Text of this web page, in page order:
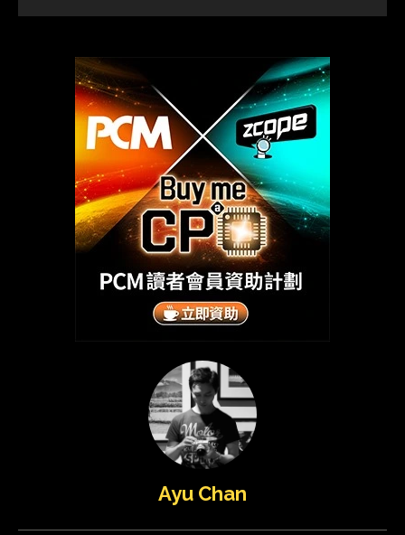
Ayu Chan